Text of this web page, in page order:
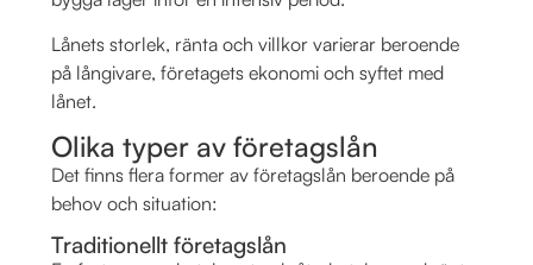
Lånets storlek, ränta och villkor varierar beroende
på långivare, företagets ekonomi och syftet med
lånet.
Olika typer av företagslån
Det finns flera former av företagslån beroende på
behov och situation:
Traditionellt företagslån